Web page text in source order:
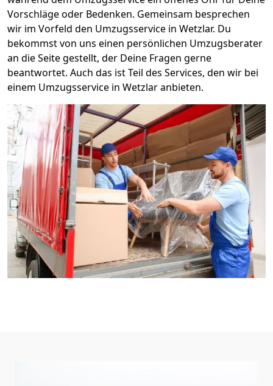
Vorschläge oder Bedenken. Gemeinsam besprechen
wir im Vorfeld den Umzugsservice in Wetzlar. Du
bekommst von uns einen persönlichen Umzugsberater
an die Seite gestellt, der Deine Fragen gerne
beantwortet. Auch das ist Teil des Services, den wir bei
einem Umzugsservice in Wetzlar anbieten.